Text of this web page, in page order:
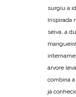
surgiu a
Inspirada
seiva, a
árvore
combina
já